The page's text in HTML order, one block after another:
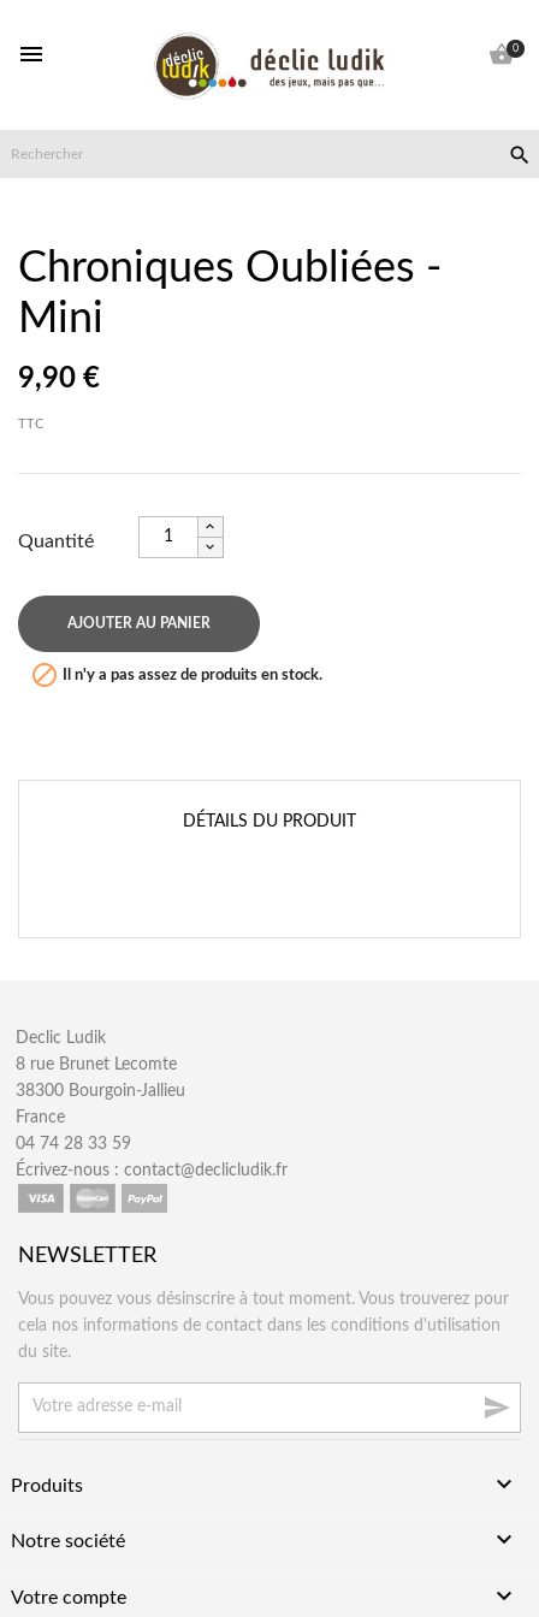
 0

Chroniques Oubliées -
Mini
9,90 €
TTC
Quantité
AJOUTER AU PANIER
 Il n'y a pas assez de produits en stock.
DÉTAILS DU PRODUIT
Declic Ludik
8 rue Brunet Lecomte
38300 Bourgoin-Jallieu
France
04 74 28 33 59
Écrivez-nous :contact@declicludik.fr
NEWSLETTER
Vous pouvez vous désinscrire à tout moment. Vous trouverez pour
cela nos informations de contact dans les conditions d'utilisation
du site.

Produits 
Notre société 
Votre compte 